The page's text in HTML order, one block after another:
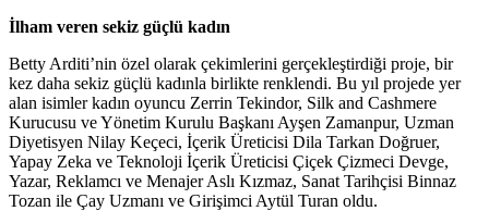
İlham veren sekiz güçlü kadın
Betty Arditi’nin özel olarak çekimlerini gerçekleştirdiği proje, bir
kez daha sekiz güçlü kadınla birlikte renklendi. Bu yıl projede yer
alan isimler kadın oyuncu Zerrin Tekindor, Silk and Cashmere
Kurucusu ve Yönetim Kurulu Başkanı Ayşen Zamanpur, Uzman
Diyetisyen Nilay Keçeci, İçerik Üreticisi Dila Tarkan Doğruer,
Yapay Zeka ve Teknoloji İçerik Üreticisi Çiçek Çizmeci Devge,
Yazar, Reklamcı ve Menajer Aslı Kızmaz, Sanat Tarihçisi Binnaz
Tozan ile Çay Uzmanı ve Girişimci Aytül Turan oldu.